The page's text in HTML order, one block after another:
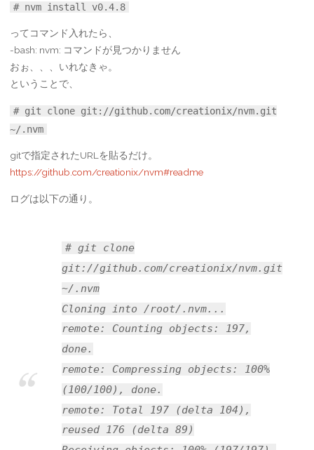
# nvm install v0.4.8
ってコマンド入れたら、
-bash: nvm: コマンドが見つかりません
おぉ、、、いれなきゃ。
ということで、
# git clone git://github.com/creationix/nvm.git
~/.nvm
gitで指定されたURLを貼るだけ。
https://github.com/creationix/nvm#readme
ログは以下の通り。
# git clone
git://github.com/creationix/nvm.git
~/.nvm
Cloning into /root/.nvm...
remote: Counting objects: 197,
done.
remote: Compressing objects: 100%
(100/100), done.
remote: Total 197 (delta 104),
reused 176 (delta 89)